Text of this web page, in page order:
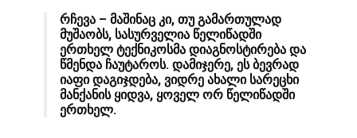
რჩევა – მაშინაც კი, თუ გამართულად
მუშაობს, სასურველია წელიწადში
ერთხელ ტექნიკოსმა დიაგნოსტირება და
წმენდა ჩაუტაროს. დამიჯერე, ეს ბევრად
იაფი დაგიჯდება, ვიდრე ახალი სარეცხი
მანქანის ყიდვა, ყოველ ორ წელიწადში
ერთხელ.